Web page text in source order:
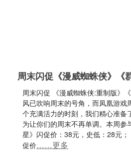
周末闪促《漫威蜘蛛侠》《
周末闪促 《漫威蜘蛛侠:重制版》
风已吹响周末的号角，而凤凰游戏
个充满活力的时刻，我们精心准备
为让你们的周末不再单调。本周参
星》闪促价：38元，史低：28元
促价……更多